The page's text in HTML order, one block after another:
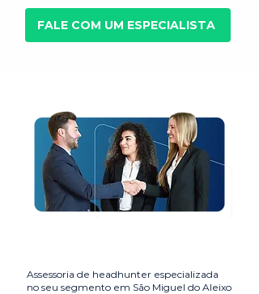
FALE COM UM ESPECIALISTA
Assessoria de headhunter especializada
no seu segmento em São Miguel do Aleixo